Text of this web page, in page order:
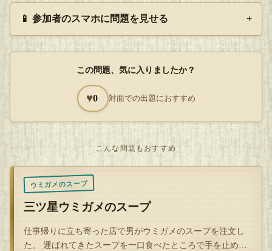
何かこう、スパッと死ねるのなら死んでもいいか、という無
ある日男は雨をしのぐため、古い商店の軒先に座っていた。
最近よく世話になっている商店だ。
店主らしい老婆は不気味だが、何も文句は言わないため、よ
く雨宿りさせてもらっている。男は暇つぶしに、商店の中を
覗いた。
浮かない浮き輪、まばたきする絵、謎の毛玉、泡立った赤い
液体の小瓶……不気味なものばかり売っている。
📱 参加者のスマホに問題を見せる +
この問題、気に入りましたか？
♥0 対面での出題におすすめ
こんな問題もおすすめ
ウミガメのスープ
三ツ星ウミガメのスープ
仕事帰りに立ち寄った店で男がウミガメのスープを注文し
た。 運ばれてきたスープを一口食べたところで手を止め、